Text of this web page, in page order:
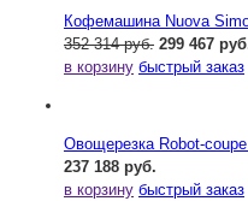
Кофемашина Nuova
352 314 руб. 299 467
в корзину быстрый заказ
Овощерезка Robot-
237 188 руб.
в корзину быстрый заказ